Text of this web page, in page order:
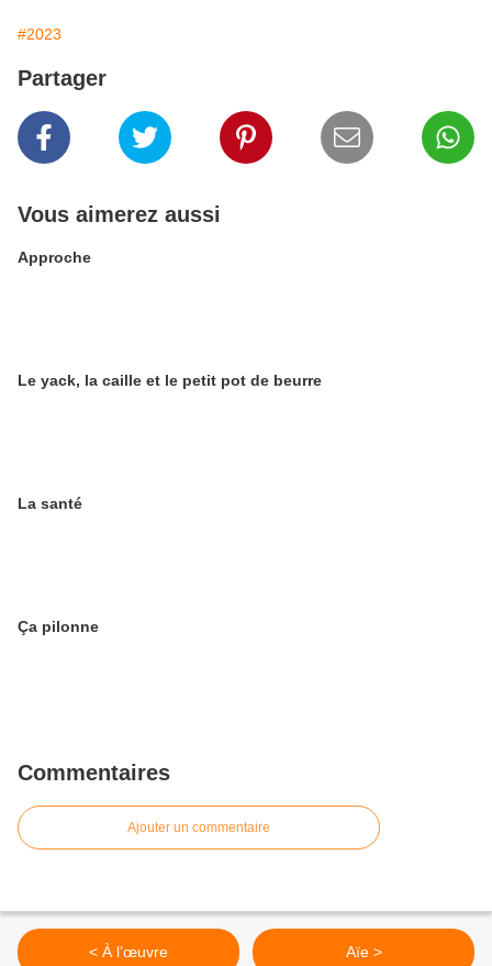
#2023
Partager
Vous aimerez aussi
Approche
Le yack, la caille et le petit pot de beurre
La santé
Ça pilonne
Commentaires
Ajouter un commentaire
< À l’œuvre Aïe >